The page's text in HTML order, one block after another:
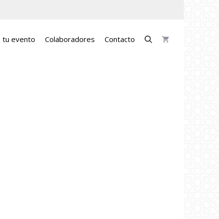
tu evento Colaboradores Contacto